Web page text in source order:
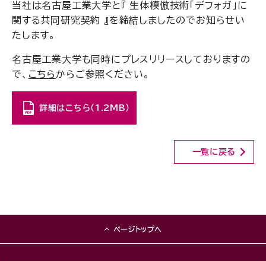
当社は名古屋工業大学と『 生体模倣技術「デフォガ」に
関する共同研究契約 』を締結しましたのでお知らせい
たします。
名古屋工業大学も同時にプレスリリースしておりますの
で、 こちら からご参照ください。
詳細はこちら（1.2MB）
一覧に戻る
ページトップへ